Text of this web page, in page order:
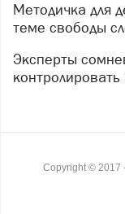
Методичка для депутатов раскрыла аргументы по
теме свободы
Эксперты сомневаются в возможности
Copyright © 2017